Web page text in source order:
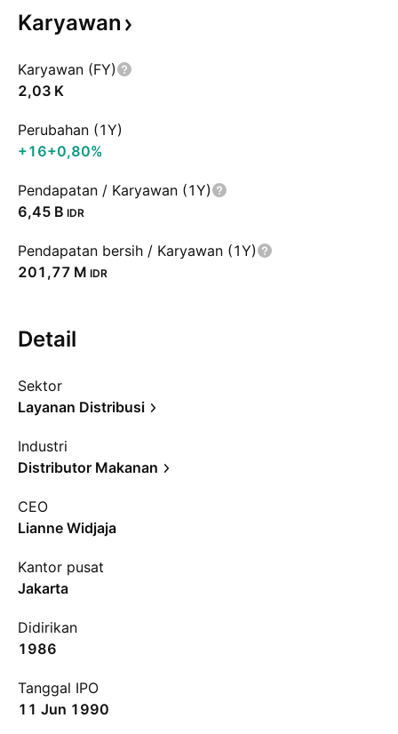
Karyawan
Karyawan (FY)
‪2,03 K‬
Perubahan (1Y)
+16+0,80%
Pendapatan / Karyawan (1Y)
‪6,45 B‬ IDR
Pendapatan bersih / Karyawan (1Y)
‪201,77 M‬ IDR
Detail
Sektor
Layanan Distribusi
Industri
Distributor Makanan
CEO
Lianne Widjaja
Kantor pusat
Jakarta
Didirikan
1986
Tanggal IPO
11 Jun 1990